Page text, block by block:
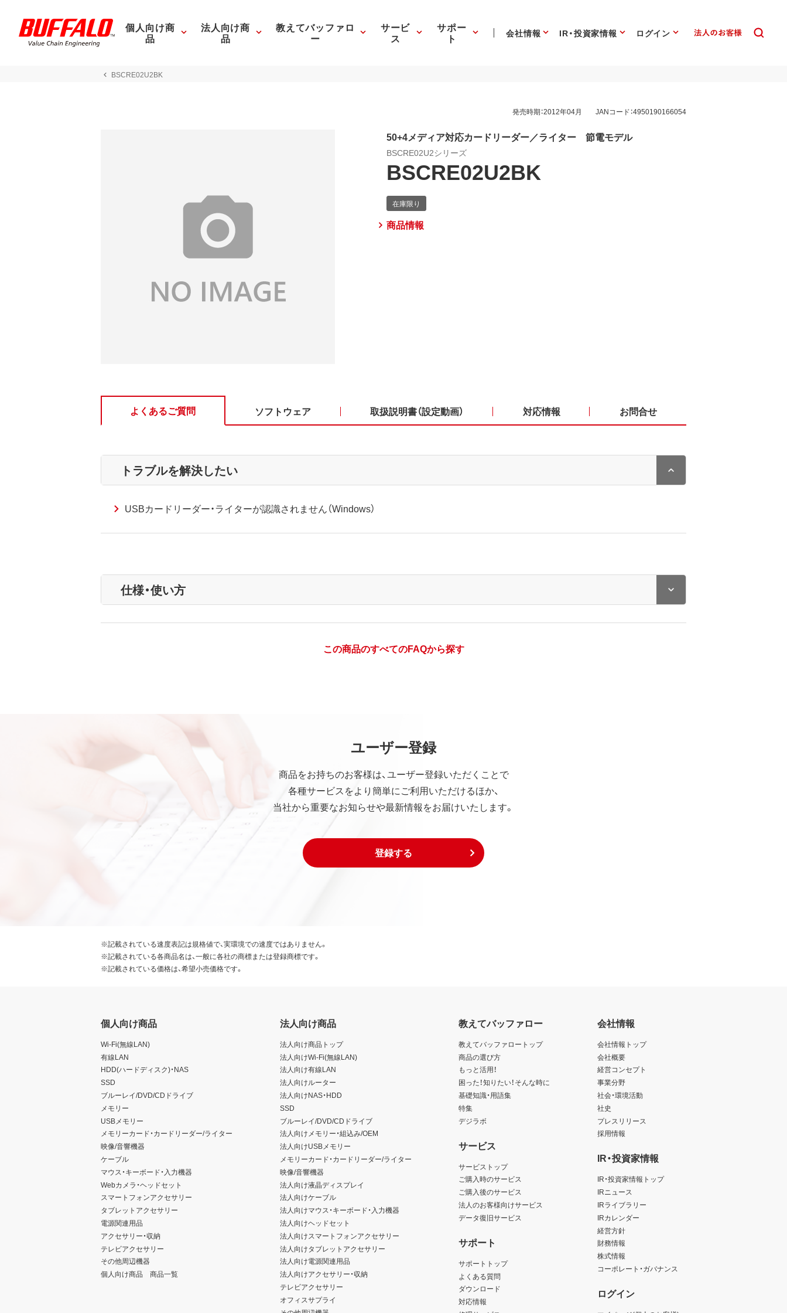
個人向け商
品
法人向け商
品
教えてバッファロ
ー
サービ
ス
サポー
ト 会社情報 IR・投資家情報 ログイン
BSCRE02U2BK
発売時期：2012年04月 JANコード：4950190166054
50+4メディア対応カードリーダー／ライター 節電モデル
BSCRE02U2シリーズ
BSCRE02U2BK
商品情報
よくあるご質問 ソフトウェア 取扱説明書（設定動画） 対応情報 お問合せ
トラブルを解決したい
USBカードリーダー・ライターが認識されません（Windows）
仕様・使い方
この商品のすべてのFAQから探す
ユーザー登録
商品をお持ちのお客様は、ユーザー登録いただくことで
各種サービスをより簡単にご利用いただけるほか、
当社から重要なお知らせや最新情報をお届けいたします。
登録する
※記載されている速度表記は規格値で、実環境での速度ではありません。
※記載されている各商品名は、一般に各社の商標または登録商標です。
※記載されている価格は、希望小売価格です。
個人向け商品
Wi-Fi(無線LAN)
有線LAN
HDD(ハードディスク)・NAS
SSD
ブルーレイ/DVD/CDドライブ
メモリー
USBメモリー
メモリーカード・カードリーダー/ライター
映像/音響機器
ケーブル
マウス・キーボード・入力機器
Webカメラ・ヘッドセット
スマートフォンアクセサリー
タブレットアクセサリー
電源関連用品
アクセサリー・収納
テレビアクセサリー
その他周辺機器
個人向け商品 商品一覧
法人向け商品
法人向け商品トップ
法人向けWi-Fi(無線LAN)
法人向け有線LAN
法人向けルーター
法人向けNAS・HDD
SSD
ブルーレイ/DVD/CDドライブ
法人向けメモリー・組込み/OEM
法人向けUSBメモリー
メモリーカード・カードリーダー/ライター
映像/音響機器
法人向け液晶ディスプレイ
法人向けケーブル
法人向けマウス・キーボード・入力機器
法人向けヘッドセット
法人向けスマートフォンアクセサリー
法人向けタブレットアクセサリー
法人向け電源関連用品
法人向けアクセサリー・収納
テレビアクセサリー
オフィスサプライ
教えてバッファロー
教えてバッファロートップ
商品の選び方
もっと活用！
困った！知りたい！そんな時に
基礎知識・用語集
特集
デジラボ
サービス
サービストップ
ご購入時のサービス
ご購入後のサービス
法人のお客様向けサービス
データ復旧サービス
サポート
サポートトップ
よくある質問
ダウンロード
対応情報
会社情報
会社情報トップ
会社概要
経営コンセプト
事業分野
社会・環境活動
社史
プレスリリース
採用情報
IR・投資家情報
IR・投資家情報トップ
IRニュース
IRライブラリー
IRカレンダー
経営方針
財務情報
株式情報
コーポレート・ガバナンス
ログイン